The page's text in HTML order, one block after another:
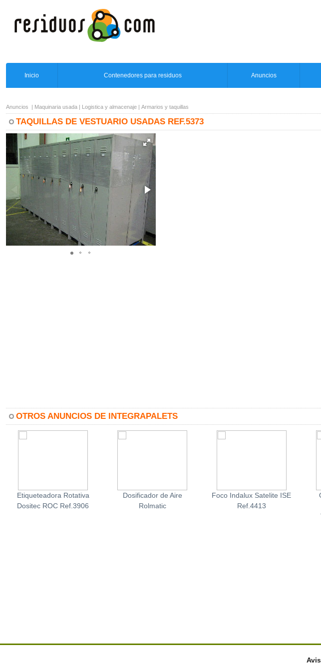
Inicio Contenedores para residuos Anuncios
Anuncios | Maquinaria usada | Logistica y almacenaje | Armarios y taquillas
TAQUILLAS DE VESTUARIO USADAS REF.5373
OTROS ANUNCIOS DE INTEGRAPALETS
Etiqueteadora Rotativa
Dositec ROC Ref.3906
Dosificador de Aire
Rolmatic
Foco Indalux Satelite ISE
Ref.4413